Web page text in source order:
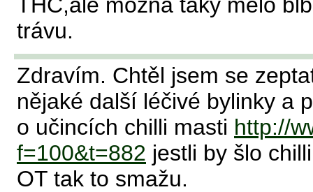
trávu.
Zdravím. Chtěl jsem se
nějaké další léčivé bylinky a
o učincích chilli masti http://
f=100&t=882 jestli by šlo
OT tak to smažu.